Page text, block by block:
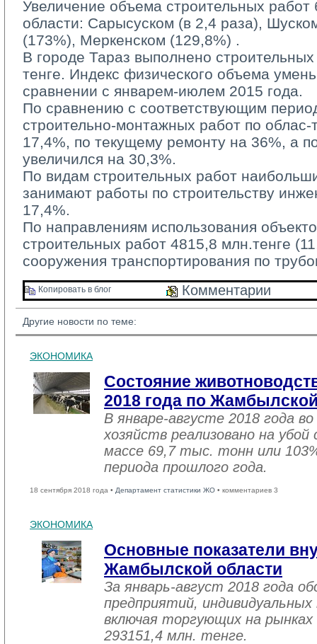
Увеличение объема строительных
области: Сарысуском (в 2,4 раза),
(173%), Меркенском (129,8%) .
В городе Тараз выполнено
тенге. Индекс физического объема
сравнении с январем-июлем 2015 года.
По сравнению с соответствующим
строительно-монтажных работ по
17,4%, по текущему ремонту на 36%, а
увеличился на 30,3%.
По видам строительных работ
занимают работы по строительству
17,4%.
По направлениям использования
строительных работ 4815,8 млн.тенге
сооружения транспортирования по
Копировать в блог Комментарии
Другие новости по теме:
ЭКОНОМИКА
Состояние
2018 года по
В январе-августе 2018 года
хозяйств реализовано на
массе 69,7 тыс. тонн или
периода прошлого года.
18 сентября 2018 года • Департамент статистики ЖО • комментариев 3
ЭКОНОМИКА
Основные показатели
Жамбылской области
За январь-август 2018 года
предприятий,
включая торгующих на рынках
293151,4 млн. тенге.